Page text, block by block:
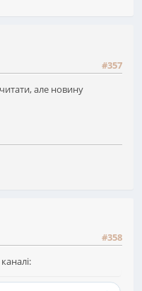
#357
але новину
#358